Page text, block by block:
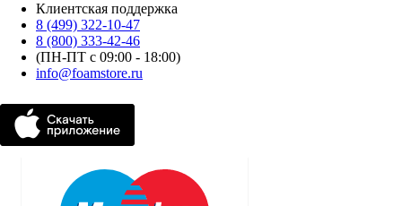
Клиентская поддержка
8 (499) 322-10-47
8 (800) 333-42-46
(ПН-ПТ с 09:00 - 18:00)
info@foamstore.ru